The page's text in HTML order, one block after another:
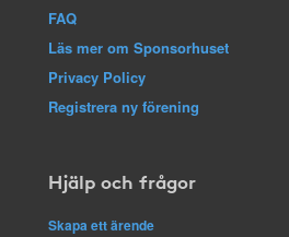
FAQ
Läs mer om Sponsorhuset
Privacy Policy
Registrera ny förening
Hjälp och frågor
Skapa ett ärende